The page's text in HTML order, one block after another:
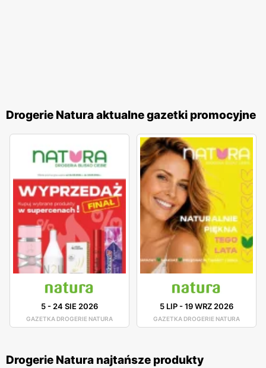
Drogerie Natura aktualne gazetki promocyjne
5-24 SIE 2026
GAZETKA DROGERIE NATURA
5 LIP-19 WRZ 2026
GAZETKA DROGERIE NATURA
Drogerie Natura najtańsze produkty